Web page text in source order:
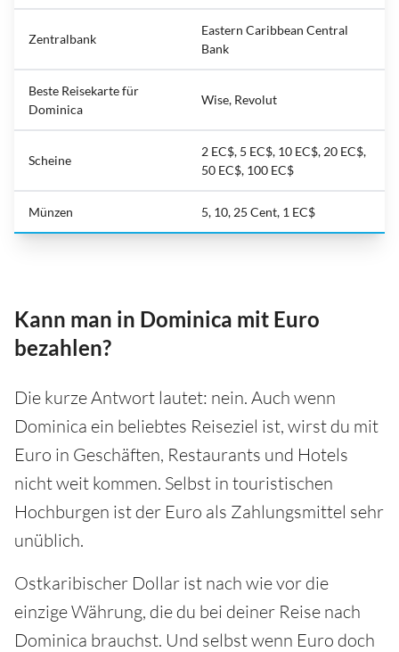
Zentralbank
Eastern Caribbean Central
Bank
Beste Reisekarte für
Dominica
Wise, Revolut
Scheine
2 EC$, 5 EC$, 10 EC$, 20 EC$,
50 EC$, 100 EC$
Münzen 5, 10, 25 Cent, 1 EC$
Kann man in Dominica mit Euro
bezahlen?
Die kurze Antwort lautet: nein. Auch wenn
Dominica ein beliebtes Reiseziel ist, wirst du mit
Euro in Geschäften, Restaurants und Hotels
nicht weit kommen. Selbst in touristischen
Hochburgen ist der Euro als Zahlungsmittel sehr
unüblich.
Ostkaribischer Dollar ist nach wie vor die
einzige Währung, die du bei deiner Reise nach
Dominica brauchst. Und selbst wenn Euro doch